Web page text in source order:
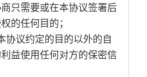
只需要或在本协议签署后
的任何目的；
协议约定的目的以外的自
益使用任何对方的保密信